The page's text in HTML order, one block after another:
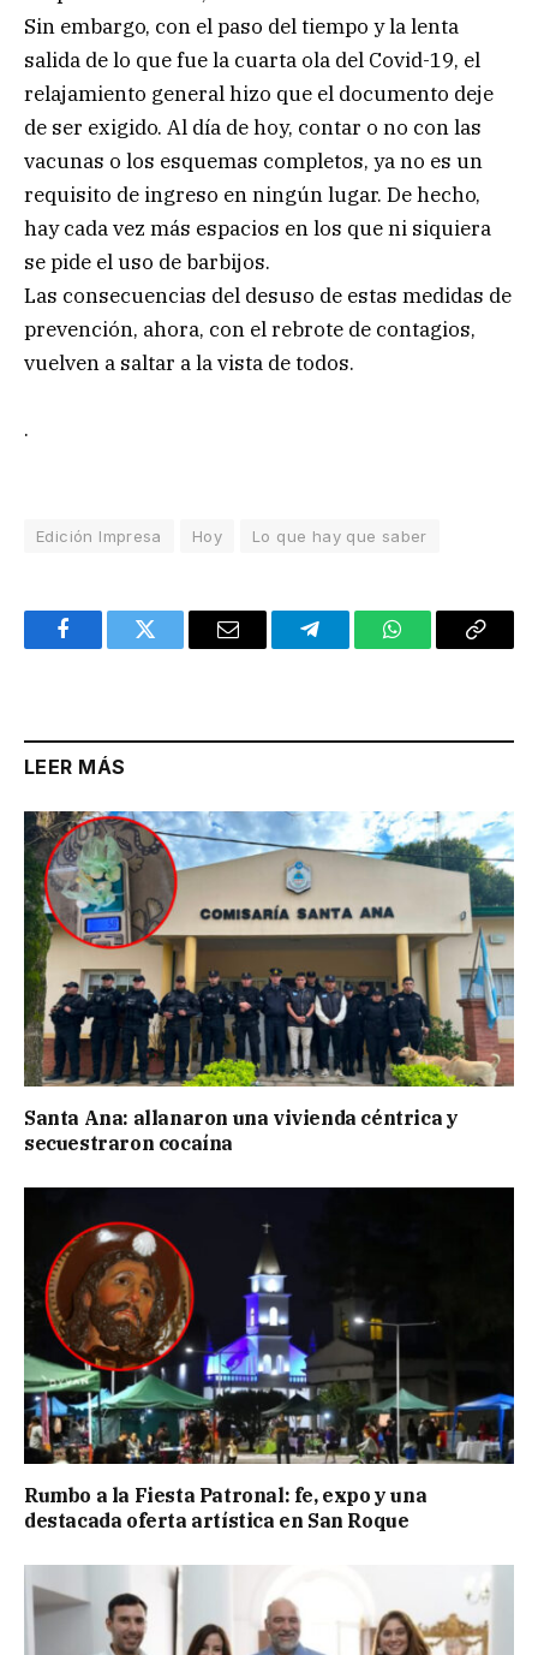
Sin embargo, con el paso del tiempo y la lenta
salida de lo que fue la cuarta ola del Covid-19, el
relajamiento general hizo que el documento deje
de ser exigido. Al día de hoy, contar o no con las
vacunas o los esquemas completos, ya no es un
requisito de ingreso en ningún lugar. De hecho,
hay cada vez más espacios en los que ni siquiera
se pide el uso de barbijos.
Las consecuencias del desuso de estas medidas de
prevención, ahora, con el rebrote de contagios,
vuelven a saltar a la vista de todos.
.
Edición Impresa Hoy Lo que hay que saber
FacebookTwitter Email TelegramWhatsAppCopy
LEER MÁS
Santa Ana: allanaron una vivienda céntrica y
secuestraron cocaína
Rumbo a la Fiesta Patronal: fe, expo y una
destacada oferta artística en San Roque